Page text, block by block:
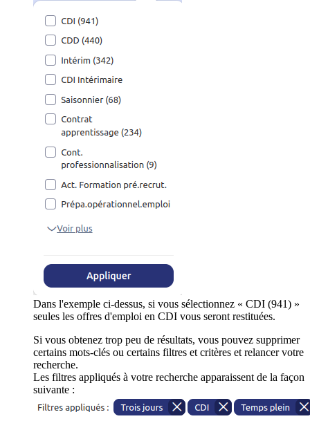
Dans l'exemple ci-dessus, si vous sélectionnez « CDI (941) »
seules les offres d'emploi en CDI vous seront restituées.
Si vous obtenez trop peu de résultats, vous pouvez supprimer
certains mots-clés ou certains filtres et critères et relancer votre
recherche.
Les filtres appliqués à votre recherche apparaissent de la façon
suivante :